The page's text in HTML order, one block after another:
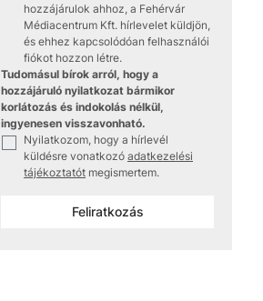
hozzájárulok ahhoz, a Fehérvár
Médiacentrum Kft. hírlevelet küldjön,
és ehhez kapcsolódóan felhasználói
fiókot hozzon létre.
Tudomásul bírok arról, hogy a
hozzájáruló nyilatkozat bármikor
korlátozás és indokolás nélkül,
ingyenesen visszavonható.
✓
Nyilatkozom, hogy a hírlevél
küldésre vonatkozó adatkezelési
tájékoztatót megismertem.
Feliratkozás